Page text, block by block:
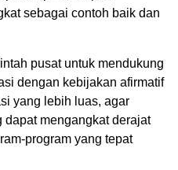
sebagai contoh baik dan
pusat untuk mendukung
dengan kebijakan afirmatif
yang lebih luas, agar
mengangkat derajat
program yang tepat